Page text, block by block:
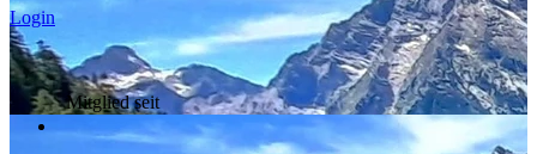
Login
Mitglied seit